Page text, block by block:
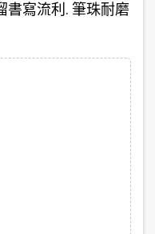
書寫流利. 筆珠耐磨